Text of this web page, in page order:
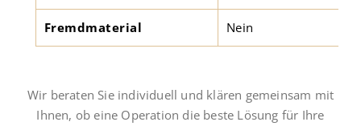
Fremdmaterial Nein
Wir beraten Sie individuell und klären gemeinsam mit
Ihnen, ob eine Operation die beste Lösung für Ihre